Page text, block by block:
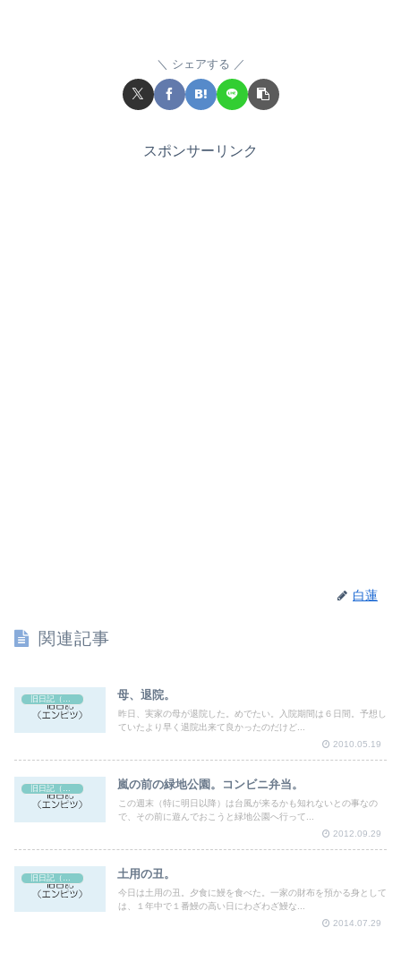
シェアする
スポンサーリンク
白蓮
関連記事
旧日記（エンピツ） 母、退院。
昨日、実家の母が退院した。めでたい。入院期間は６日間。予想し
ていたより早く退院出来て良かったのだけど...
2010.05.19
旧日記（エンピツ） 嵐の前の緑地公園。コンビニ弁当。
この週末（特に明日以降）は台風が来るかも知れないとの事なの
で、その前に遊んでおこうと緑地公園へ行って...
2012.09.29
土用の丑。
今日は土用の丑。夕食に鰻を食べた。一家の財布を預かる身として
は、１年中で１番鰻の高い日にわざわざ鰻な...
2014.07.29